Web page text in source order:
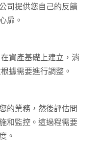
司提供您自己的反饋
扉。
資產基礎上建立，消
據需要進行調整。
的業務，然後評估問
和監控。這過程需要
。